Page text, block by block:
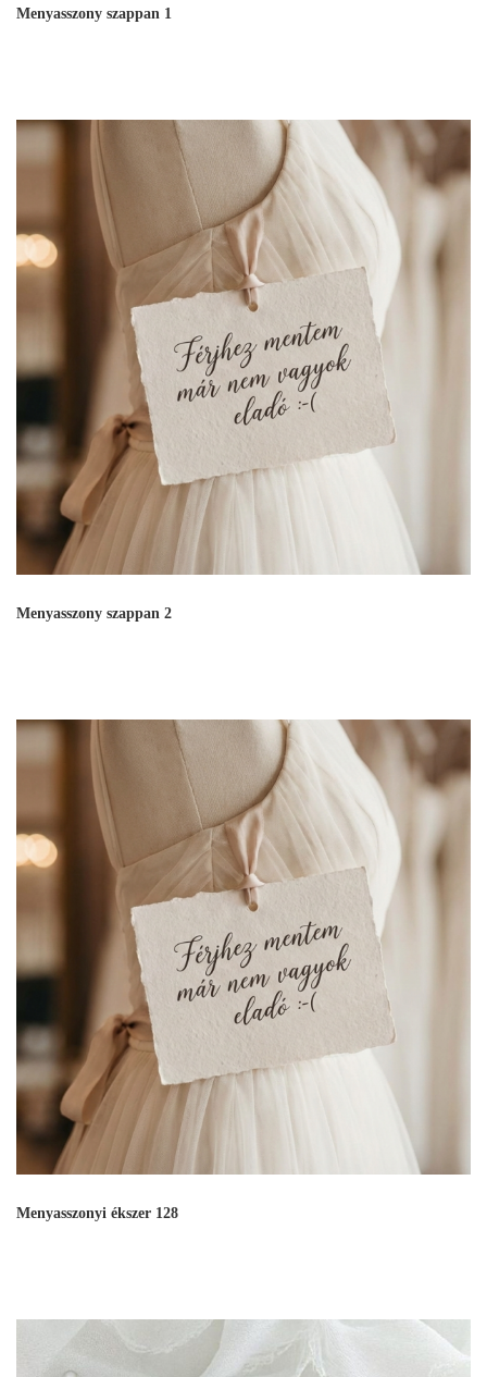
Menyasszony szappan 1
Menyasszony szappan 2
Menyasszonyi ékszer 128